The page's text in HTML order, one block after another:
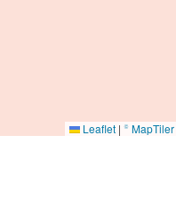
Leaflet | © MapTiler